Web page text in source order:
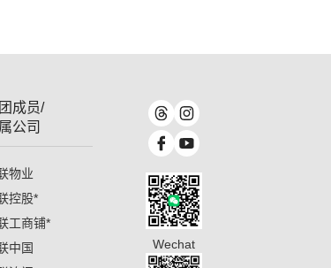
成员/
公司
物业
控股*
工商铺*
中国
Wechat